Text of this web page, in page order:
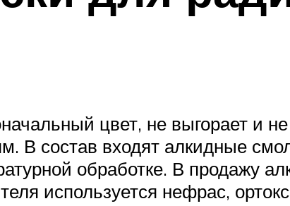
цвет, не выгорает и
В состав входят алкидные
обработке. В продажу
используется нефрас,